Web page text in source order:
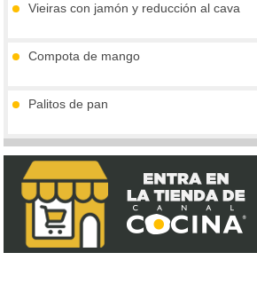
Vieiras con jamón y reducción al cava
Compota de mango
Palitos de pan
Tronco de chocolate y turrón (sin gluten)